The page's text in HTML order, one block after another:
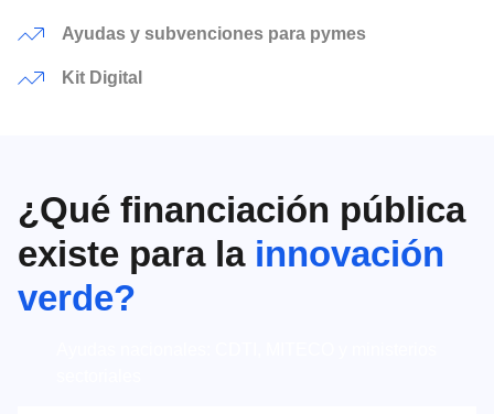
Ayudas y subvenciones para pymes
Kit Digital
¿Qué financiación pública
existe para la innovación
verde?